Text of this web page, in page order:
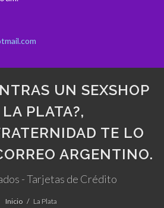
UN SEXSHOP
PLATA?,
TE LO
ARGENTINO.
- Tarjetas de Crédito
Inicio La Plata